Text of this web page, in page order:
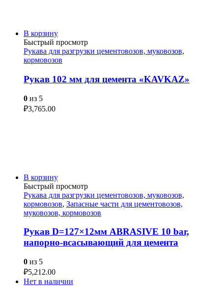
В корзину
Быстрый просмотр
Рукава для разгрузки цементовозов, муковозов,
кормовозов
Рукав 102 мм для цемента «KAVKAZ»
0 из 5
₽3,765.00
В корзину
Быстрый просмотр
Рукава для разгрузки цементовозов, муковозов,
кормовозов, Запасные части для цементовозов,
муковозов, кормовозов
Рукав D=127×12мм ABRASIVE 10 bar,
напорно-всасывающий для цемента
0 из 5
₽5,212.00
Нет в наличии